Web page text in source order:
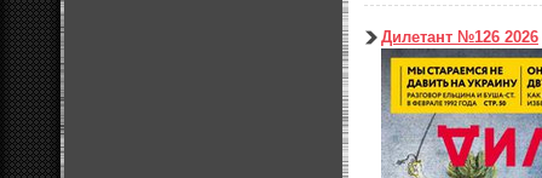
Дилетант №126 2026